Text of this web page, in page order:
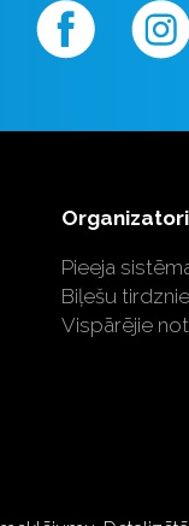
Pieeja
Biļešu
Vispārējie